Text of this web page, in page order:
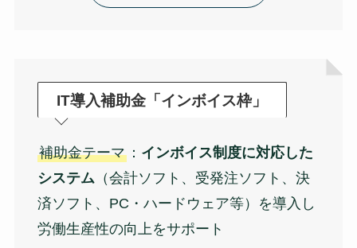
IT導入補助金「インボイス枠」
補助金テーマ： インボイス制度に対応した
システム （会計ソフト、受発注ソフト、決
済ソフト、PC・ハードウェア等）を導入し
労働生産性の向上をサポート